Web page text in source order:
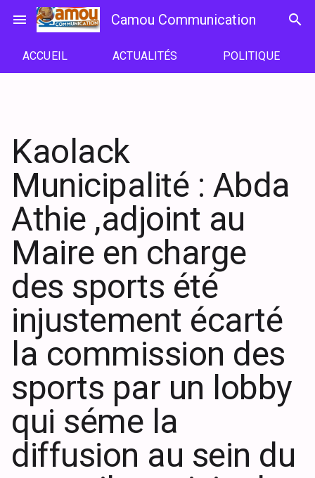
menu Camou Communication search
ACCUEIL ACTUALITÉS POLITIQUE
Kaolack
Municipalité : Abda
Athie ,adjoint au
Maire en charge
des sports été
injustement écarté
la commission des
sports par un lobby
qui séme la
diffusion au sein du